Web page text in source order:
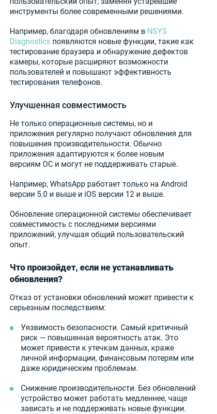
инструменты более современными решениями.
Например, благодаря обновлениям в NSYS
Diagnostics появляются новые функции, такие как
тестирование браузера и обнаружение дефектов
камеры, которые расширяют возможности
пользователей и повышают эффективность
тестирования телефонов.
Улучшенная совместимость
Не только операционные системы, но и
приложения регулярно получают обновления для
повышения производительности. Обычно
приложения адаптируются к более новым
версиям ОС и могут не поддерживать старые.
Например, WhatsApp работает только на Android
версии 5.0 и выше и iOS версии 12 и выше.
Обновление операционной системы обеспечивает
совместимость с последними версиями
приложений, улучшая общий пользовательский
опыт.
Что произойдет, если не устанавливать
обновления?
Отказ от установки обновлений может привести к
серьезным последствиям:
Уязвимость безопасности. Самый критичный
риск — повышенная вероятность атак. Это
может привести к утечкам данных, краже
личной информации, финансовым потерям или
даже юридическим проблемам.
Снижение производительности. Без обновлений
устройство может работать медленнее, чаще
зависать и не поддерживать новые функции.